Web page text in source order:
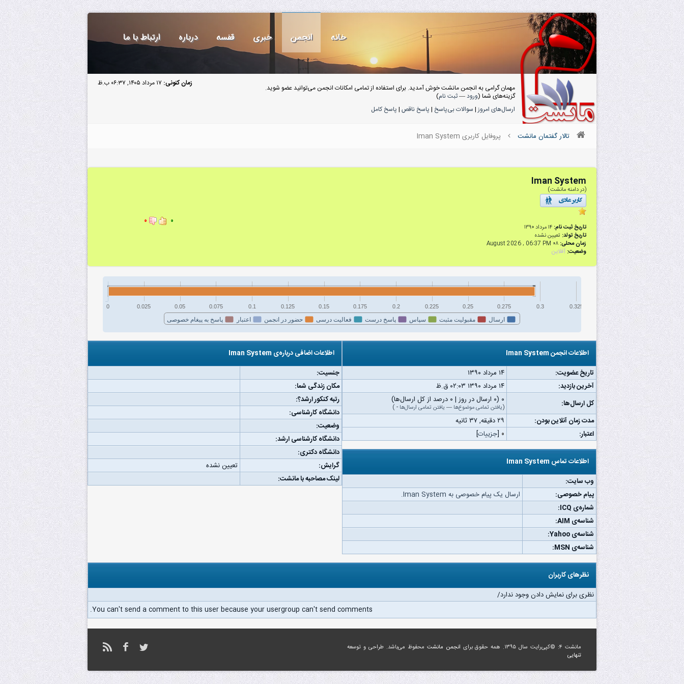
خانه انجمن خبری قفسه درباره ارتباط با ما
زمان کنونی: ۱۷ مرداد ۱۴۰۵, ۰۶:۳۷ ب.ظ
مهمان گرامی به انجمن مانشت خوش آمدید. برای استفاده از تمامی امکانات انجمن می‌توانید عضو شوید.
گزینه‌های شما (ورود—ثبت نام)
ارسال‌های امروز| سوالات بی‌پاسخ | پاسخ ناقص | پاسخ کامل
تالار گفتمان مانشت پروفایل کاربری Iman System
Iman System
(در دامنه مانشت)
تاریخ ثبت نام: ۱۴ مرداد ۱۳۹۰
تاریخ تولد: تعیین نشده
زمان محلی: ۰۸ August 2026 , 06:37 PM
وضعیت: آفلاین
۰ ۰
ارسال مقبولیت مثبت سپاس پاسخ درست فعالیت درسی حضور در انجمن اعتبار پاسخ به پیغام خصوصی
0 0.025 0.05 0.075 0.1 0.125 0.15 0.175 0.2 0.225 0.25 0.275 0.3 0.325
اطلاعات انجمن Iman System
تاریخ عضویت:
۱۴ مرداد ۱۳۹۰
آخرین بازدید:
۱۴ مرداد ۱۳۹۰ ۰۲:۰۳ ق.ظ
کل ارسال‌ها:
۰ (۰ ارسال در روز | ۰ درصد از کل ارسال‌ها)
(یافتن تمامی موضوع‌ها — یافتن تمامی ارسال‌ها -
)
مدت زمان آنلاین بودن:
۲۹ دقیقه, ۳۷ ثانیه
اعتبار:
۰ [جزییات]
اطلاعات تماسِ Iman System
وب‌ سایت:
پیام خصوصی:
ارسال یک پیام خصوصی به Iman System.
شماره‌ی ICQ:
شناسه‌ی AIM:
شناسه‌ی Yahoo:
شناسه‌ی MSN:
اطلاعات اضافی درباره‌ی Iman System
جنسیت:
مکان زندگی شما:
رتبه کنکور ارشد؟:
دانشگاه کارشناسی:
وضعیت:
دانشگاه کارشناسی ارشد:
دانشگاه دکتری:
گرایش:
تعیین نشده
لینک مصاحبه با مانشت:
نظرهای کاربران
نظری برای نمایش دادن وجود ندارد/
You can't send a comment to this user because your usergroup can't send comments.
مانشت ۴: ©کپی‌رایت سال ۱۳۹۵. همه حقوق برای انجمن مانشت محفوظ می‌باشد. طراحی و توسعه
تنهایی